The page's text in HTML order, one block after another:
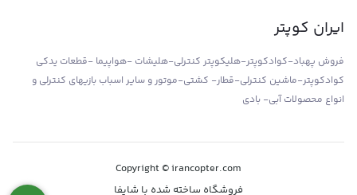
ایران کوپتر
فروش پهباد-کوادکوپتر-هلیکوپتر کنترلی-هلیشات -هواپیما -قطعات یدکی
کوادکوپتر-ماشین کنترلی-قطار- کشتی-موتور و سایر اسباب بازیهای کنترلی و
انواع محصولات آبی- بادی
Copyright © irancopter.com
فروشگاه ساخته شده با شاپفا